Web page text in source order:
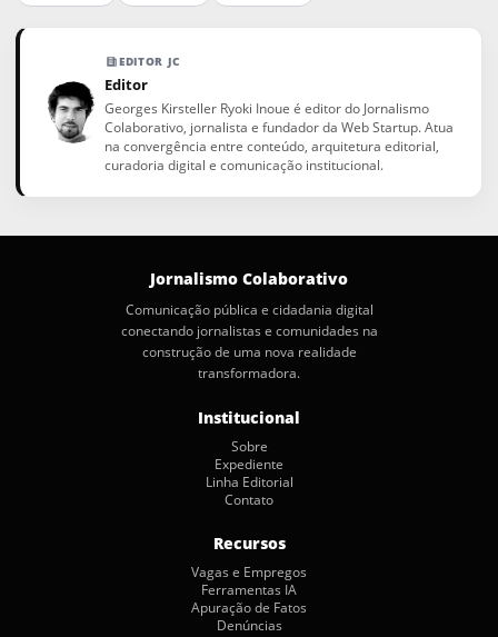
EDITOR JC
Editor
Georges Kirsteller Ryoki Inoue é editor do Jornalismo
Colaborativo, jornalista e fundador da Web Startup. Atua
na convergência entre conteúdo, arquitetura editorial,
curadoria digital e comunicação institucional.
Jornalismo Colaborativo
Comunicação pública e cidadania digital
conectando jornalistas e comunidades na
construção de uma nova realidade
transformadora.
Institucional
Sobre
Expediente
Linha Editorial
Contato
Recursos
Vagas e Empregos
Ferramentas IA
Apuração de Fatos
Denúncias